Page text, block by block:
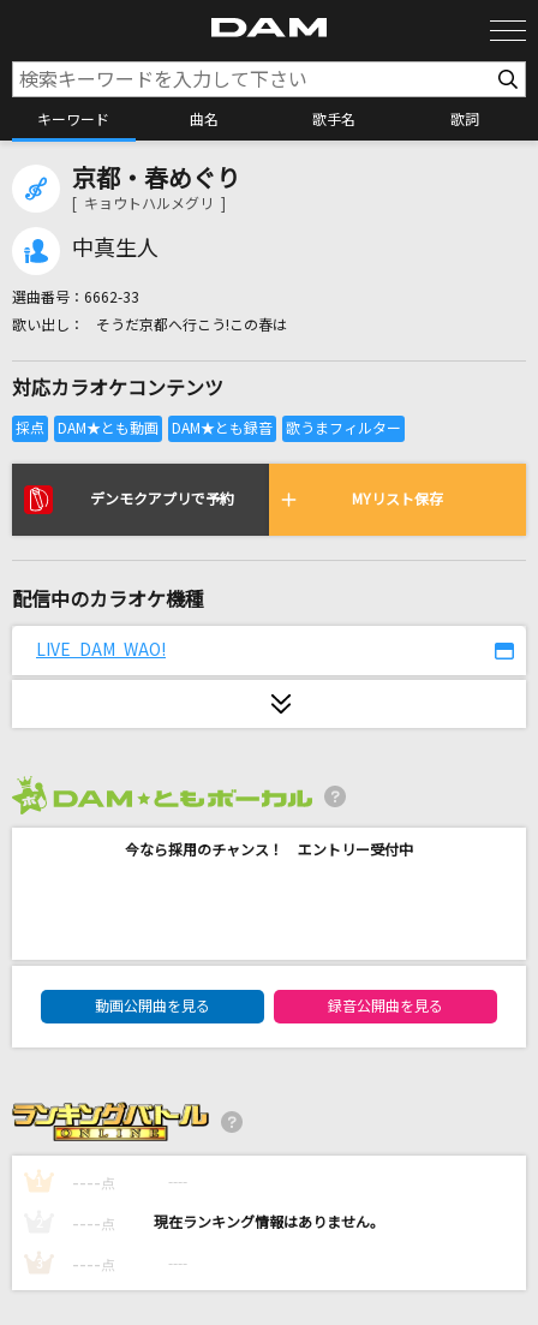
キーワード 曲名 歌手名 歌詞
カラオケ検索
全国りれき
リアルタイムで歌われている曲の一覧
[生音]青と夏
[生音]HOT LIMIT
救ってくれない
石川さゆり
-Dreaming Girl-恋、はじめまして
lulu.
京都・春めぐり
[ キョウトハルメグリ ]
中真生人
選曲番号： 6662-33
そうだ京都へ行こう!この春は
対応カラオケコンテンツ
デンモクアプリで予約 MYリスト保存
配信中のカラオケ機種
LIVE DAM WAO!
今なら採用のチャンス！ エントリー受付中
DAM★ともボーカルエントリーランキング
動画公開曲を見る
録音公開曲を見る
1 ---- 点 ----
---- 点 ----
3 ---- 点 ----